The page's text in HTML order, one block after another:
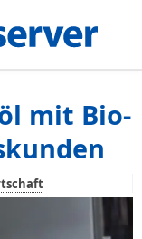
mit Bio-